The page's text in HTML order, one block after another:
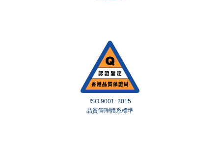
ISO 9001: 2015
品質管理體系標準